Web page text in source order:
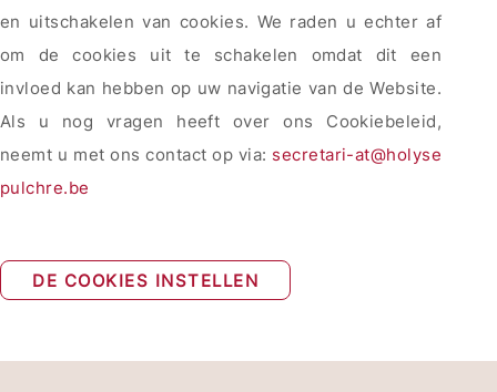
en uitschakelen van cookies. We raden u echter af
om de cookies uit te schakelen omdat dit een
invloed kan hebben op uw navigatie van de Website.
Als u nog vragen heeft over ons Cookiebeleid,
neemt u met ons contact op via: secretari-at@holyse
pulchre.be
DE COOKIES INSTELLEN